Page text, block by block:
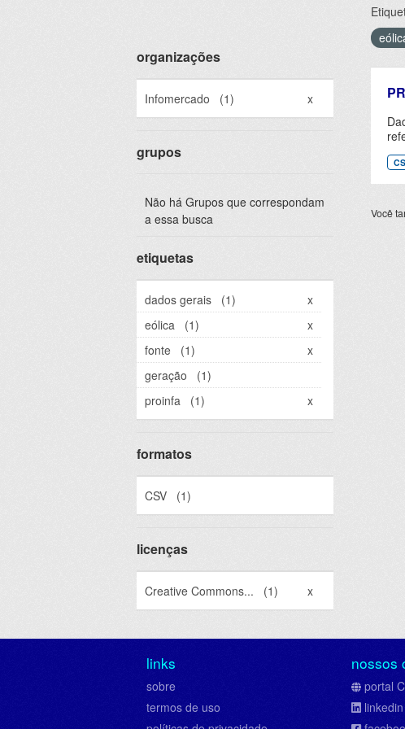
organizações
Infomercado (1) x
grupos
Não há Grupos que correspondam
a essa busca
etiquetas
dados gerais (1)
x
eólica
(1)
x
fonte
(1)
x
geração
(1)
proinfa
(1) x
formatos
CSV (1)
licenças
Creative Commons... (1) x
Você
links
sobre
termos de uso
nossos
portal
linkedin